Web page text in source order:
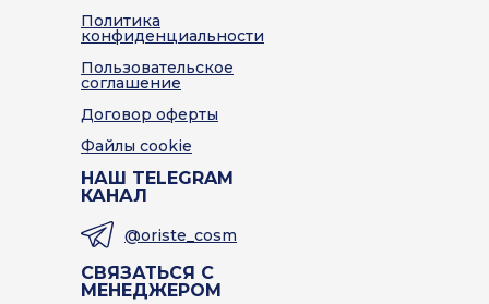
@oriste_cosm
НАШ TELEGRAM
КАНАЛ
Пользовательское
соглашение
Договор оферты
Политика
конфиденциальности
Файлы cookie
СВЯЗАТЬСЯ С
МЕНЕДЖЕРОМ